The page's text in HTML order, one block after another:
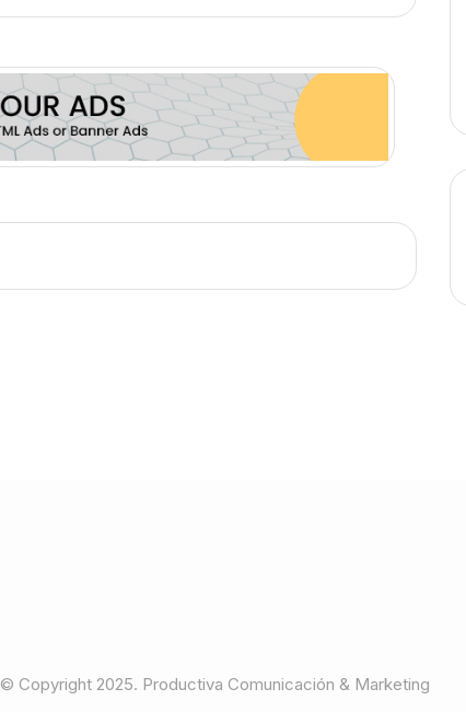
© Copyright 2025. Productiva Comunicación & Marketing